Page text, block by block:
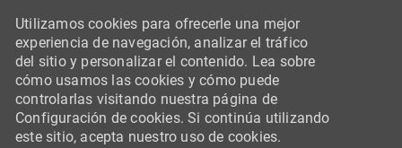
Utilizamos cookies para ofrecerle una mejor
experiencia de navegación, analizar el tráfico
del sitio y personalizar el contenido. Lea sobre
cómo usamos las cookies y cómo puede
controlarlas visitando nuestra página de
Configuración de cookies. Si continúa utilizando
este sitio, acepta nuestro uso de cookies.